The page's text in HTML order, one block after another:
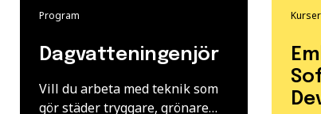
Program
Dagvatteningenjör
Vill du arbeta med teknik som
gör städer tryggare, grönare…
Kurser